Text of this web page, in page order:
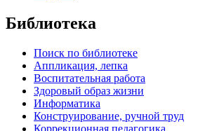
Библиотека
Поиск по библиотеке
Аппликация, лепка
Воспитательная работа
Здоровый образ жизни
Информатика
Конструирование, ручной труд
Коррекционная педагогика